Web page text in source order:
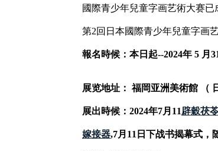
國際青少年兒童字画艺術大赛
第2回日本國際青少年兒童字画
報名時候：本日起--2024年 5 月
展览地址： 福岡亚洲美術館 （
展出時候：2024年7月11辟穀茯
嫁接器,7月11日下战书揭幕式，